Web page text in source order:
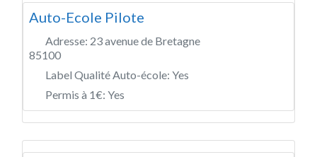
Auto-Ecole Pilote
Adresse: 23 avenue de Bretagne
85100
Label Qualité Auto-école: Yes
Permis à 1€: Yes